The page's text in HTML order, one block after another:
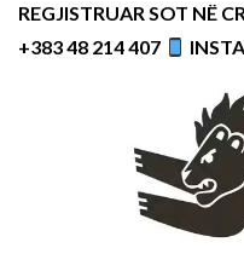
REGJISTRUAR SOT NË
+383 48 214 407